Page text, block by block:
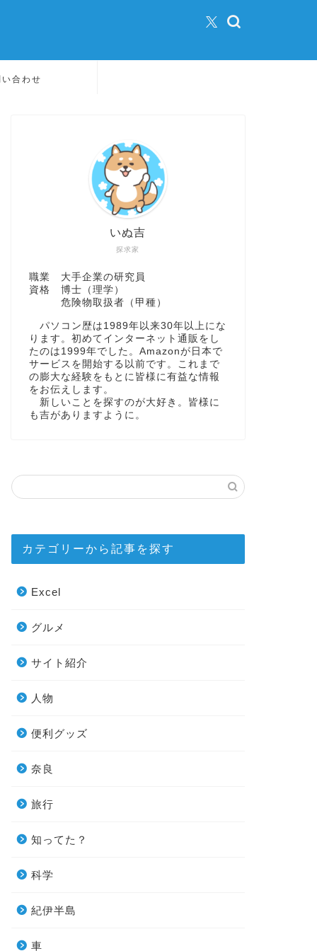
い合わせ
探求家
いぬ吉
職業 大手企業の研究員
資格 博士（理学）
危険物取扱者（甲種）
パソコン歴は1989年以来30年以上にな
ります。初めてインターネット通販をし
たのは1999年でした。Amazonが日本で
サービスを開始する以前です。これまで
の膨大な経験をもとに皆様に有益な情報
をお伝えします。
新しいことを探すのが大好き。皆様に
も吉がありますように。
カテゴリーから記事を探す
Excel
グルメ
サイト紹介
人物
便利グッズ
奈良
旅行
知ってた？
科学
紀伊半島
車